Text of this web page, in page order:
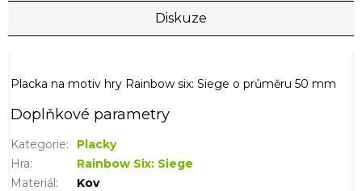
Diskuze
Placka na motiv hry Rainbow six: Siege o průměru 50 mm
Doplňkové parametry
Kategorie:
Placky
Hra:
Rainbow Six: Siege
Materiál :
Kov